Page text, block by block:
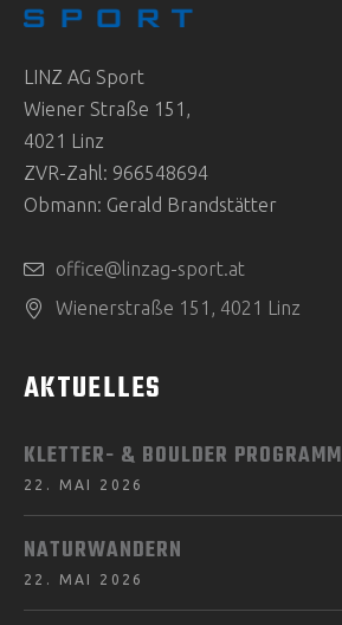
LINZ AG Sport
Wiener Straße 151,
4021 Linz
ZVR-Zahl: 966548694
Obmann: Gerald Brandstätter
office@linzag-sport.at
Wienerstraße 151, 4021 Linz
AKTUELLES
KLETTER- & BOULDER PROGRAMM
22. MAI 2026
NATURWANDERN
22. MAI 2026